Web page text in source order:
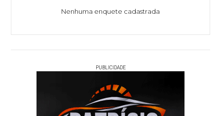
Nenhuma enquete cadastrada
PUBLICIDADE